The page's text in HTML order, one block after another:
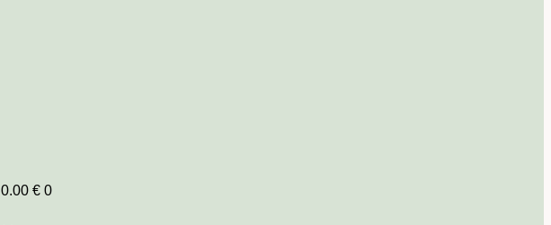
0.00 € 0